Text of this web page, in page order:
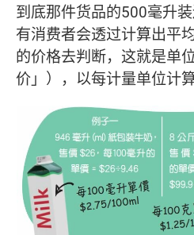
到底那件货品的500毫升
有消费者会透过计算出平
的价格去判断，这就是单
价」），以每计量单位计